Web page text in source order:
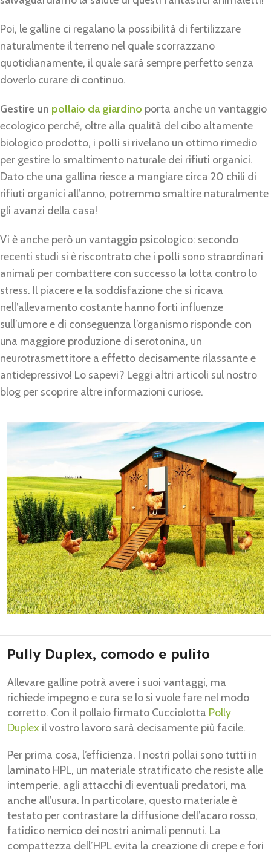
Poi, le galline ci regalano la possibilità di fertilizzare
naturalmente il terreno nel quale scorrazzano
quotidianamente, il quale sarà sempre perfetto senza
doverlo curare di continuo.
Gestire un pollaio da giardino porta anche un vantaggio
ecologico perché, oltre alla qualità del cibo altamente
biologico prodotto, i polli si rivelano un ottimo rimedio
per gestire lo smaltimento naturale dei rifiuti organici.
Dato che una gallina riesce a mangiare circa 20 chili di
rifiuti organici all’anno, potremmo smaltire naturalmente
gli avanzi della casa!
Vi è anche però un vantaggio psicologico: secondo
recenti studi si è riscontrato che i polli sono straordinari
animali per combattere con successo la lotta contro lo
stress. Il piacere e la soddisfazione che si ricava
nell’allevamento costante hanno forti influenze
sull’umore e di conseguenza l’organismo risponde con
una maggiore produzione di serotonina, un
neurotrasmettitore a effetto decisamente rilassante e
antidepressivo! Lo sapevi? Leggi altri articoli sul nostro
blog per scoprire altre informazioni curiose.
Pully Duplex, comodo e pulito
Allevare galline potrà avere i suoi vantaggi, ma
richiede impegno e cura se lo si vuole fare nel modo
corretto. Con il pollaio firmato Cucciolotta Polly
Duplex il vostro lavoro sarà decisamente più facile.
Per prima cosa, l’efficienza. I nostri pollai sono tutti in
laminato HPL, un materiale stratificato che resiste alle
intemperie, agli attacchi di eventuali predatori, ma
anche all’usura. In particolare, questo materiale è
testato per contrastare la diffusione dell’acaro rosso,
fatidico nemico dei nostri animali pennuti. La
compattezza dell’HPL evita la creazione di crepe e fori